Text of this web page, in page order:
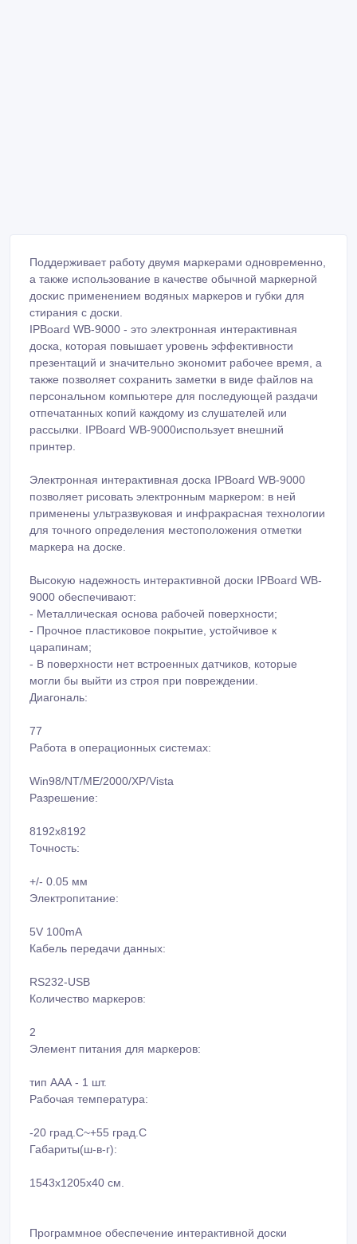
Поддерживает работу двумя маркерами одновременно,
а также использование в качестве обычной маркерной
доскис применением водяных маркеров и губки для
стирания с доски.
IPBoard WB-9000 - это электронная интерактивная
доска, которая повышает уровень эффективности
презентаций и значительно экономит рабочее время, а
также позволяет сохранить заметки в виде файлов на
персональном компьютере для последующей раздачи
отпечатанных копий каждому из слушателей или
рассылки. IPBoard WB-9000использует внешний
принтер.
Электронная интерактивная доска IPBoard WB-9000
позволяет рисовать электронным маркером: в ней
применены ультразвуковая и инфракрасная технологии
для точного определения местоположения отметки
маркера на доске.
Высокую надежность интерактивной доски IPBoard WB-
9000 обеспечивают:
- Металлическая основа рабочей поверхности;
- Прочное пластиковое покрытие, устойчивое к
царапинам;
- В поверхности нет встроенных датчиков, которые
могли бы выйти из строя при повреждении.
Диагональ:
77
Работа в операционных системах:
Win98/NT/ME/2000/XP/Vista
Разрешение:
8192x8192
Точность:
+/- 0.05 мм
Электропитание:
5V 100mA
Кабель передачи данных:
RS232-USB
Количество маркеров:
2
Элемент питания для маркеров:
тип ААА - 1 шт.
Рабочая температура:
-20 град.С~+55 град.С
Габариты(ш-в-г):
1543х1205х40 см.
Программное обеспечение интерактивной доски